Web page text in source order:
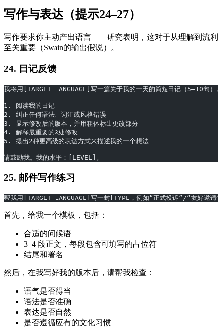
写作与表达（提示24–27）
写作要求你主动产出语言——研究表明，这对于从理解到流利
至关重要（Swain的输出假说）。
24. 日记反馈
我将用[TARGET LANGUAGE]写一篇关于我的一天的简短日记（5–10句）
1. 阅读我的日记
2. 纠正任何语法、词汇或风格错误
3. 显示修改后的版本，并用粗体标出更改部分
4. 解释最重要的3处修改
5. 提出2种更高级的表达方式来描述我的一个想法
请鼓励我。我的水平：[LEVEL]。
25. 邮件写作练习
帮我用[TARGET LANGUAGE]写一封[TYPE，例如“正式投诉”/“友好邀
首先，给我一个模板，包括：
合适的问候语
3–4 段正文，每段包含可填写的占位符
结尾和署名
然后，在我写好我的版本后，请帮我检查：
语气是否得当
语法是否准确
表达是否自然
是否遵循应有的文化习惯